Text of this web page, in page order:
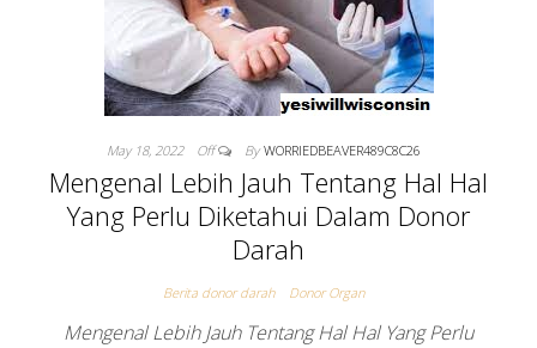
May 18, 2022 Off By WORRIEDBEAVER489C8C26
Mengenal Lebih Jauh Tentang Hal Hal
Yang Perlu Diketahui Dalam Donor
Darah
Berita donor darah Donor Organ
Mengenal Lebih Jauh Tentang Hal Hal Yang Perlu